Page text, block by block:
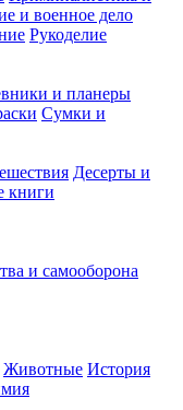
и военное дело
Рукоделие
и планеры
Сумки и
Десерты и
книги
и самооборона
Животные История